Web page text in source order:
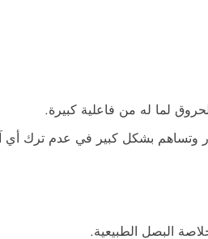
لما له من فاعلية كبيرة.
وتساهم بشكل كبير في عدم ترك أي
البصل الطبيعية.